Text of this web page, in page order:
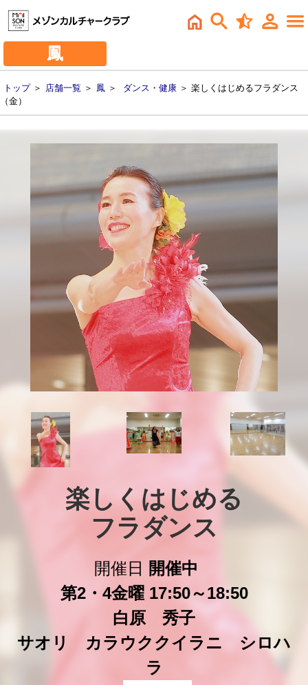
鳳
トップ＞ 店舗一覧 ＞ 鳳 ＞ ダンス・健康 ＞ 楽しくはじめるフラダンス
（金）
楽しくはじめる
フラダンス
開催日
開催中
第2・4金曜 17:50～18:50
白原 秀子
サオリ カラウククイラニ シロハ
ラ